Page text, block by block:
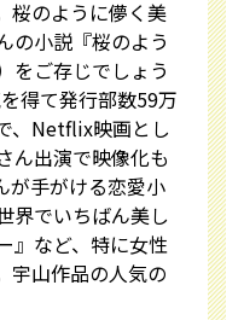
桜のように儚く美
の小説『桜のよう
をご存じでしょう
得て発行部数59万
、Netflix映画とし
ん出演で映像化も
が手がける恋愛小
界でいちばん美し
』など、特に女性
宇山作品の人気の